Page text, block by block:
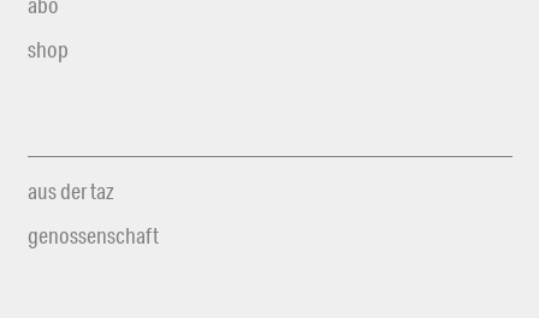
shop
aus der taz
genossenschaft